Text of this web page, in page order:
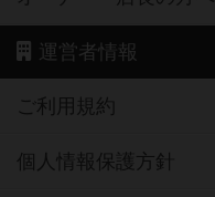
運営者情報
ご利用規約
個人情報保護方針